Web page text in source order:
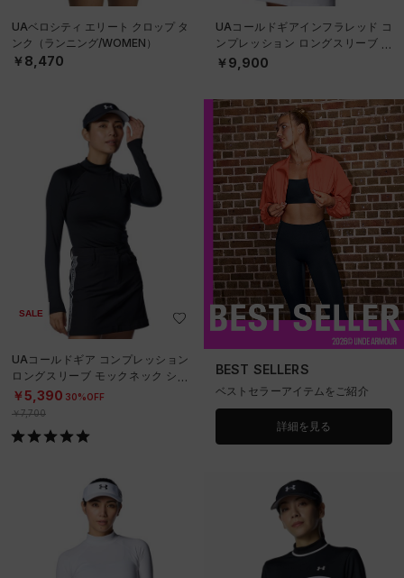
UAベロシティ エリート クロップ タ
ンク（ランニング/WOMEN）
￥8,470
UAコールドギアインフラレッド コ
ンプレッション ロングスリーブ モ
ックネック シャツ（ゴルフ/WOME
￥9,900
SALE
UAコールドギア コンプレッション
ロングスリーブ モックネック シャ
ツ（ゴルフ/WOMEN）
￥5,390 30%OFF
￥7,700
BEST SELLERS
ベストセラーアイテムをご紹介
詳細を見る